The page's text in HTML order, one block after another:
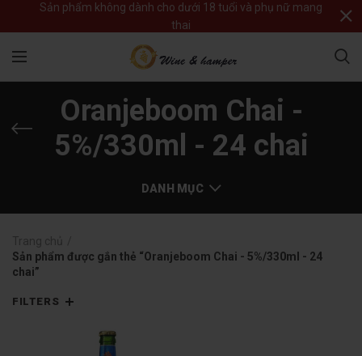
Oranjeboom Chai -
5%/330ml - 24 chai
DANH MỤC
Sản phẩm được gắn thẻ “Oranjeboom Chai - 5%/330ml - 24
chai”
FILTERS
Sản phẩm không dành cho dưới 18 tuổi và phụ nữ mang
thai